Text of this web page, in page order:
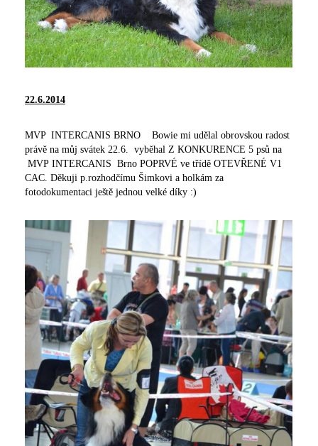
22.6.2014
MVP INTERCANIS BRNO Bowie mi udělal obrovskou radost
právě na můj svátek 22.6. vyběhal Z KONKURENCE 5 psů na
MVP INTERCANIS Brno POPRVÉ ve třídě OTEVŘENÉ V1
CAC. Děkuji p.rozhodčímu Šimkovi a holkám za
fotodokumentaci ještě jednou velké díky :)